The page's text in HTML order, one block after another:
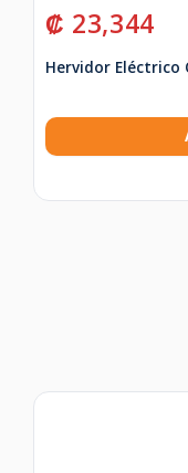
₡ 23,344
Hervidor Eléctrico